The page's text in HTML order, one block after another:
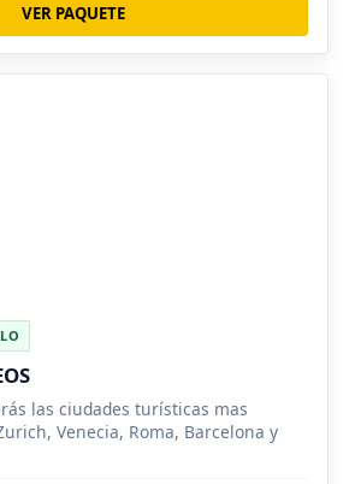
VER PAQUETE
las ciudades turísticas mas
Venecia, Roma, Barcelona y